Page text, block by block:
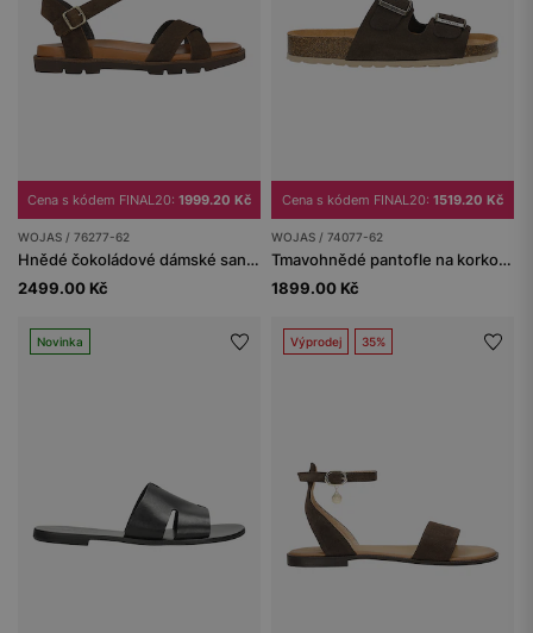
Cena s kódem FINAL20: 1999.20 Kč
WOJAS / 76277-62
Hnědé čokoládové dámské sandály ze štípenky
2499.00 Kč
Cena s kódem FINAL20: 1519.20 Kč
WOJAS / 74077-62
Tmavohnědé pantofle na korkovém klínu s přezkami
1899.00 Kč
Novinka Výprodej 35%